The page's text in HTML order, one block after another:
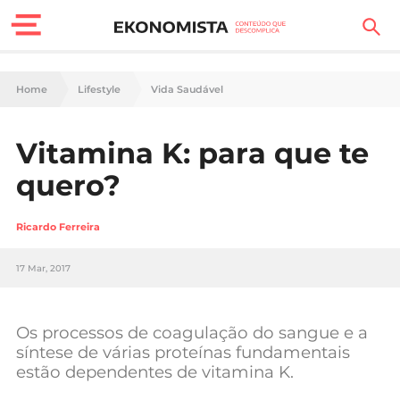
Finanças Pessoais
Carreira
Casa
Tecnologia
Negócios
Home Lifestyle Vida Saudável
Vitamina K: para que te
quero?
Ricardo Ferreira
17 Mar, 2017
Os processos de coagulação do sangue e a
síntese de várias proteínas fundamentais
estão dependentes de vitamina K.